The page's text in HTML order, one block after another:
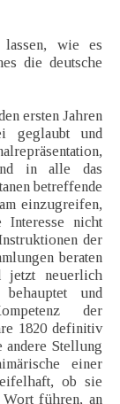
wie es
die deutsche
ersten Jahren
geglaubt und
in alle das
betreffende
einzugreifen,
nicht
der
beraten
jetzt neuerlich
und
der
1820 definitiv
Stellung
einer
ob sie
führen, an